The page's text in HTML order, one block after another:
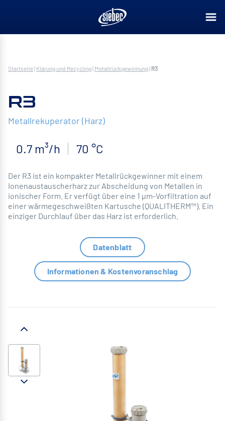
Startseite| Klärung und Recycling| Metallrückgewinnung|R3
R3
Metallrekuperator (Harz)
0.7 m³/h 70 °C
Der R3 ist ein kompakter Metallrückgewinner mit einem
Ionenaustauscherharz zur Abscheidung von Metallen in
ionischer Form. Er verfügt über eine 1 µm-Vorfiltration auf
einer wärmegeschweißten Kartusche (QUALITHERM™). Ein
einziger Durchlauf über das Harz ist erforderlich.
Datenblatt
Informationen & Kostenvoranschlag